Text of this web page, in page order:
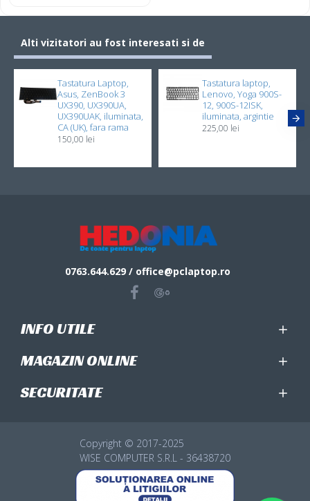
fost foarte bun față de alte
Alti vizitatori au fost interesati si de
Tastatura Laptop,
Asus, ZenBook 3
UX390, UX390UA,
UX390UAK, iluminata,
CA (UK), fara rama
150,00 lei
Tastatura laptop,
Lenovo, Yoga 900S-
12, 900S-12ISK,
iluminata, argintie
225,00 lei
0763.644.629 / office@pclaptop.ro
INFO UTILE
MAGAZIN ONLINE
SECURITATE
Copyright © 2017-2025
WISE COMPUTER S.R.L - 36438720